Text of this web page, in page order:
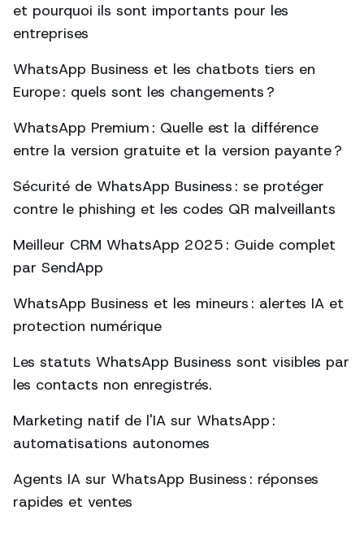
et pourquoi ils sont importants pour les
entreprises
WhatsApp Business et les chatbots tiers en
Europe : quels sont les changements ?
WhatsApp Premium : Quelle est la différence
entre la version gratuite et la version payante ?
Sécurité de WhatsApp Business : se protéger
contre le phishing et les codes QR malveillants
Meilleur CRM WhatsApp 2025 : Guide complet
par SendApp
WhatsApp Business et les mineurs : alertes IA et
protection numérique
Les statuts WhatsApp Business sont visibles par
les contacts non enregistrés.
Marketing natif de l'IA sur WhatsApp :
automatisations autonomes
Agents IA sur WhatsApp Business : réponses
rapides et ventes